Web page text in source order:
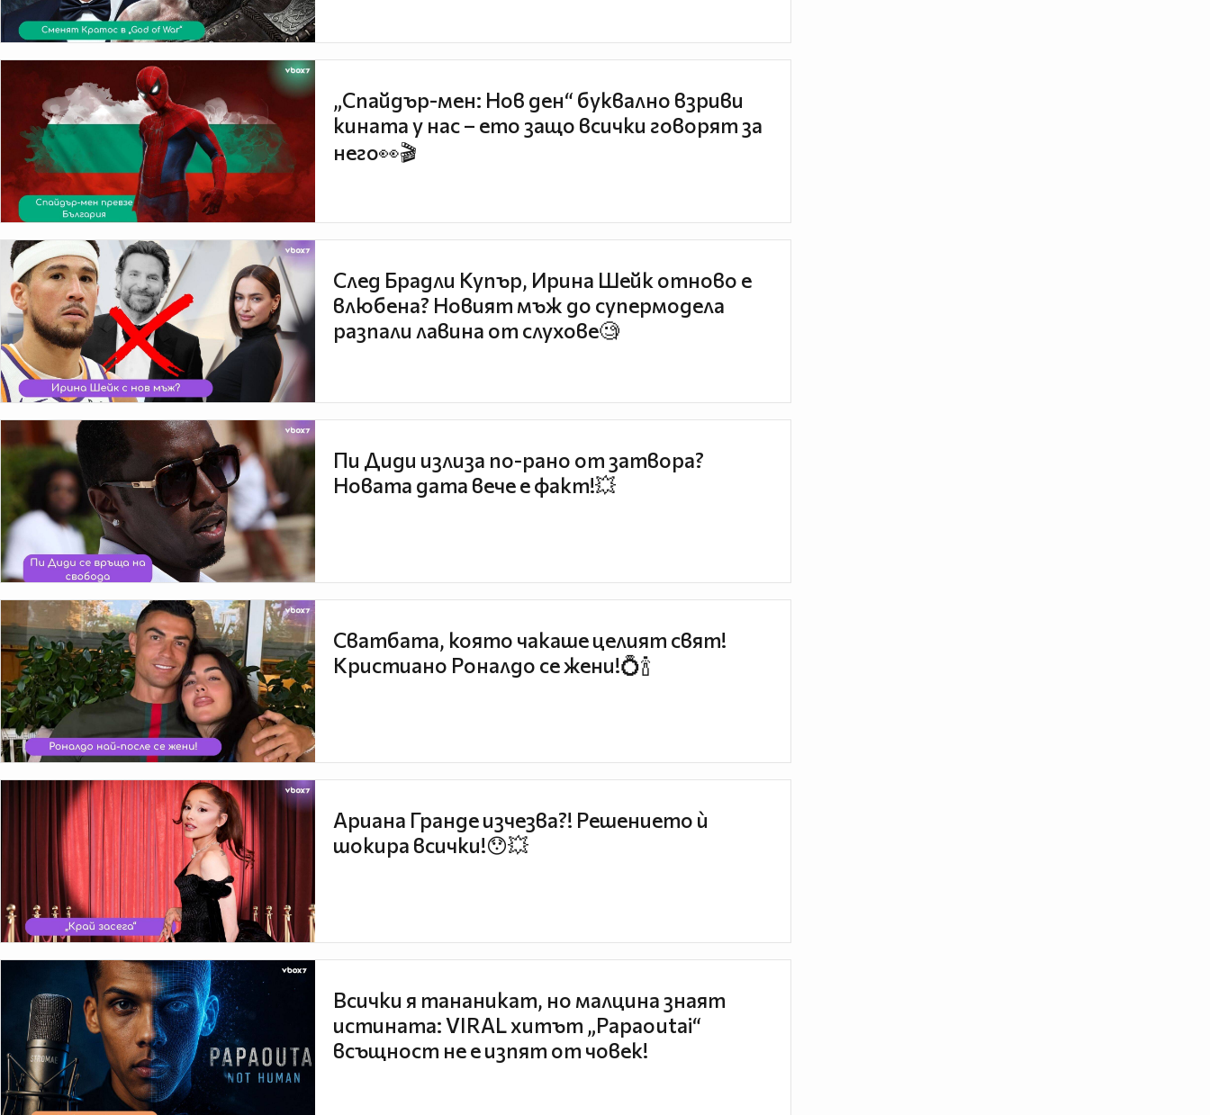
„Спайдър-мен: Нов ден“ буквално взриви
кината у нас – ето защо всички говорят за
него👀🎬
След Брадли Купър, Ирина Шейк отново е
влюбена? Новият мъж до супермодела
разпали лавина от слухове🧐
Пи Диди излиза по-рано от затвора?
Новата дата вече е факт!💥
Сватбата, която чакаше целият свят!
Кристиано Роналдо се жени!💍🍾
Ариана Гранде изчезва?! Решението ѝ
шокира всички!😯💥
Всички я тананикат, но малцина знаят
истината: VIRAL хитът „Papaoutai“
всъщност не е изпят от човек!